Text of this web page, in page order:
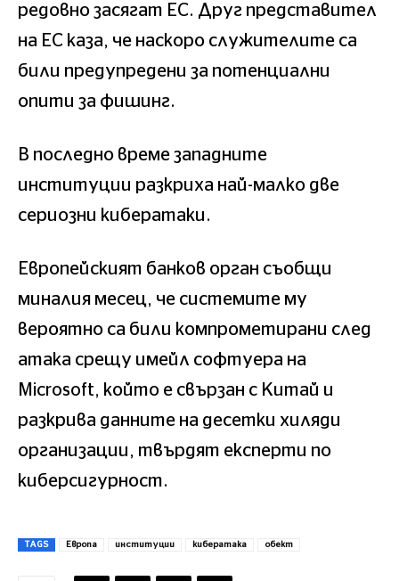
редовно засягат ЕС. Друг представител
на ЕС каза, че наскоро служителите са
били предупредени за потенциални
опити за фишинг.
В последно време западните
институции разкриха най-малко две
сериозни кибератаки.
Европейският банков орган съобщи
миналия месец, че системите му
вероятно са били компрометирани след
атака срещу имейл софтуера на
Microsoft, който е свързан с Китай и
разкрива данните на десетки хиляди
организации, твърдят експерти по
киберсигурност.
TAGS Европа институции кибератака обект